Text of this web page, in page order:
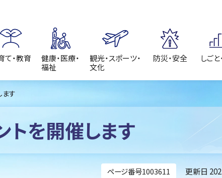
て・教育
健康・医療・
福祉
観光・スポーツ・
文化
防災・安全 しご
ます
トを開催します
ページ番号1003611 更新日